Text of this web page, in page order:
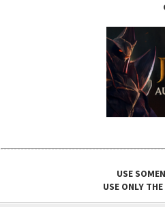
USE
USE ONLY